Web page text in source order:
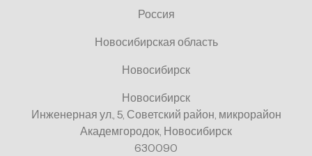
Россия
Новосибирская область
Новосибирск
Новосибирск
Инженерная ул., 5, Советский район, микрорайон
Академгородок, Новосибирск
630090